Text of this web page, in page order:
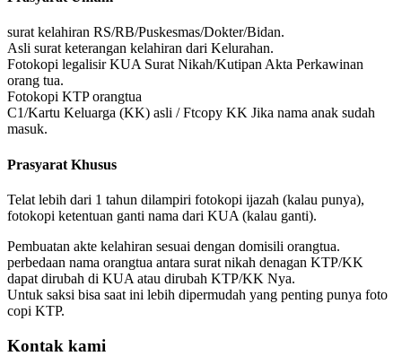
surat kelahiran RS/RB/Puskesmas/Dokter/Bidan.
Asli surat keterangan kelahiran dari Kelurahan.
Fotokopi legalisir KUA Surat Nikah/Kutipan Akta Perkawinan
orang tua.
Fotokopi KTP orangtua
C1/Kartu Keluarga (KK) asli / Ftcopy KK Jika nama anak sudah
masuk.
Prasyarat Khusus
Telat lebih dari 1 tahun dilampiri fotokopi ijazah (kalau punya),
fotokopi ketentuan ganti nama dari KUA (kalau ganti).
Pembuatan akte kelahiran sesuai dengan domisili orangtua.
perbedaan nama orangtua antara surat nikah denagan KTP/KK
dapat dirubah di KUA atau dirubah KTP/KK Nya.
Untuk saksi bisa saat ini lebih dipermudah yang penting punya foto
copi KTP.
Kontak kami